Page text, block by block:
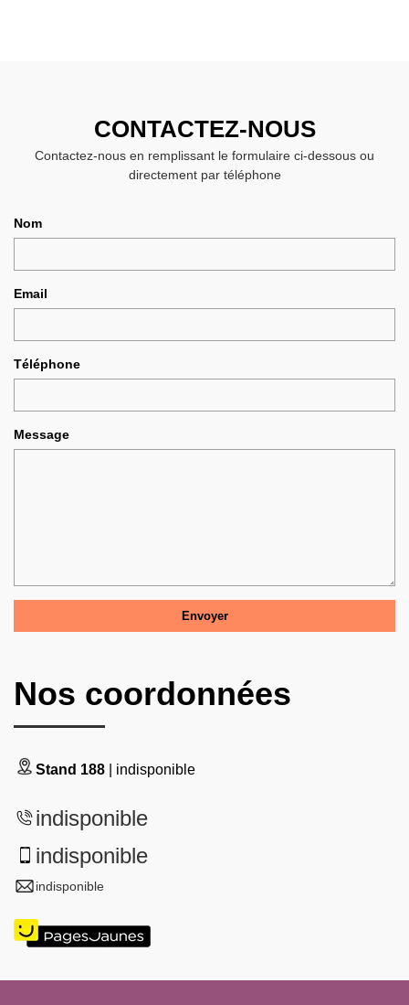
CONTACTEZ-NOUS
Contactez-nous en remplissant le formulaire ci-dessous ou
directement par téléphone
Nom
Email
Téléphone
Message
Nos coordonnées
Stand 188 | indisponible
indisponible
indisponible
indisponible